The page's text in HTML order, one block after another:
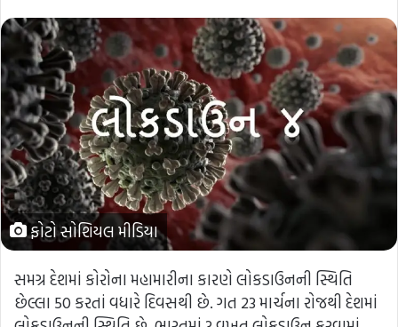
email
ફોટો સોશિયલ મીડિયા
સમગ્ર દેશમાં કોરોના મહામારીના કારણે લોકડાઉનની સ્થિતિ
છેલ્લા 50 કરતાં વધારે દિવસથી છે. ગત 23 માર્ચના રોજથી દેશમાં